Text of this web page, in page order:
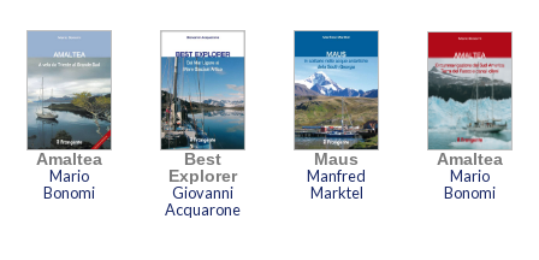
Amaltea
Mario
Bonomi
Best
Explorer
Giovanni
Acquarone
Maus
Manfred
Marktel
Amaltea
Mario
Bonomi